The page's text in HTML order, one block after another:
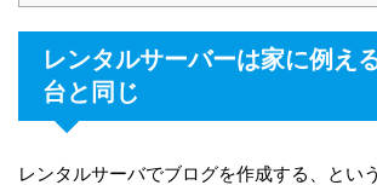
レンタルサーバーは家に例え
台と同じ
レンタルサーバでブログを作成する、とい